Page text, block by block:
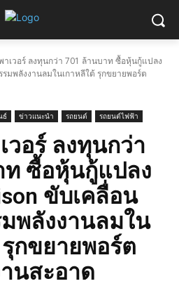
าเวอร์ ลงทุนกว่า 701 ล้านบาท ซื้อหุ้นกู้แปลง
มพลังงานลมในเกาหลีใต้ รุกขยายพอร์ต
ธ์ ข่าวแนะนำ รถยนต์ รถยนต์ไฟฟ้า
วอร์ ลงทุนกว่า
ท ซื้อหุ้นกู้แปลง
ขับเคลื่อน
พลังงานลมใน
กขยายพอร์ต
นสะอาด